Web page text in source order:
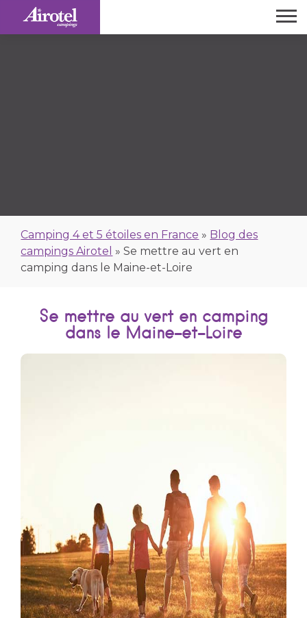
Camping 4 et 5 étoiles en France » Blog des
campings Airotel »Se mettre au vert en
camping dans le Maine-et-Loire
Se mettre au vert en camping
dans le Maine-et-Loire